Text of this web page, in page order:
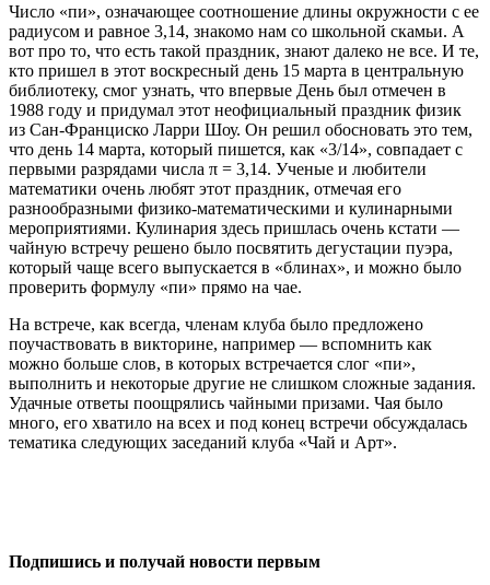
Число «пи», означающее соотношение длины окружности с ее
радиусом и равное 3,14, знакомо нам со школьной скамьи. А
вот про то, что есть такой праздник, знают далеко не все. И те,
кто пришел в этот воскресный день 15 марта в центральную
библиотеку, смог узнать, что впервые День был отмечен в
1988 году и придумал этот неофициальный праздник физик
из Сан-Франциско Ларри Шоу. Он решил обосновать это тем,
что день 14 марта, который пишется, как «3/14», совпадает с
первыми разрядами числа π = 3,14. Ученые и любители
математики очень любят этот праздник, отмечая его
разнообразными физико-математическими и кулинарными
мероприятиями. Кулинария здесь пришлась очень кстати —
чайную встречу решено было посвятить дегустации пуэра,
который чаще всего выпускается в «блинах», и можно было
проверить формулу «пи» прямо на чае.
На встрече, как всегда, членам клуба было предложено
поучаствовать в викторине, например — вспомнить как
можно больше слов, в которых встречается слог «пи»,
выполнить и некоторые другие не слишком сложные задания.
Удачные ответы поощрялись чайными призами. Чая было
много, его хватило на всех и под конец встречи обсуждалась
тематика следующих заседаний клуба «Чай и Арт».
Подпишись и получай новости первым